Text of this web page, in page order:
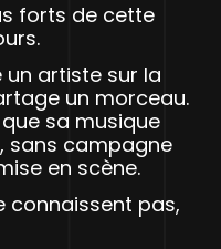
forts de cette
un artiste sur la
un morceau.
sa musique
sans campagne
en scène.
connaissent pas,